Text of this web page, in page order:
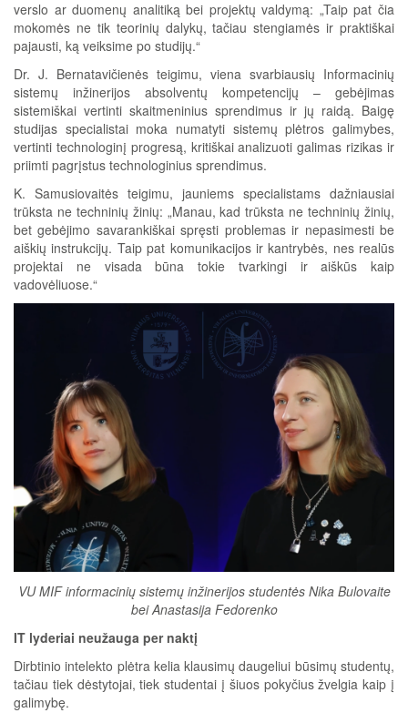
verslo ar duomenų analitiką bei projektų valdymą: „Taip pat čia
mokomės ne tik teorinių dalykų, tačiau stengiamės ir praktiškai
pajausti, ką veiksime po studijų.“
Dr. J. Bernatavičienės teigimu, viena svarbiausių Informacinių
sistemų inžinerijos absolventų kompetencijų – gebėjimas
sistemiškai vertinti skaitmeninius sprendimus ir jų raidą. Baigę
studijas specialistai moka numatyti sistemų plėtros galimybes,
vertinti technologinį progresą, kritiškai analizuoti galimas rizikas ir
priimti pagrįstus technologinius sprendimus.
K. Samusiovaitės teigimu, jauniems specialistams dažniausiai
trūksta ne techninių žinių: „Manau, kad trūksta ne techninių žinių,
bet gebėjimo savarankiškai spręsti problemas ir nepasimesti be
aiškių instrukcijų. Taip pat komunikacijos ir kantrybės, nes realūs
projektai ne visada būna tokie tvarkingi ir aiškūs kaip
vadovėliuose.“
VU MIF informacinių sistemų inžinerijos studentės Nika Bulovaite
bei Anastasija Fedorenko
IT lyderiai neužauga per naktį
Dirbtinio intelekto plėtra kelia klausimų daugeliui būsimų studentų,
tačiau tiek dėstytojai, tiek studentai į šiuos pokyčius žvelgia kaip į
galimybę.